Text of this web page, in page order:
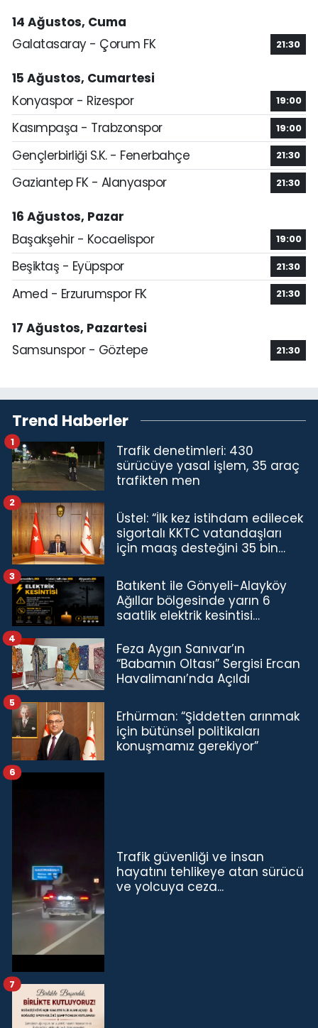
14 Ağustos, Cuma
Galatasaray - Çorum FK
21:30
15 Ağustos, Cumartesi
Konyaspor - Rizespor
19:00
Kasımpaşa - Trabzonspor 19:00
Gençlerbirliği S.K. - Fenerbahçe 21:30
Gaziantep FK - Alanyaspor 21:30
16 Ağustos, Pazar
Başakşehir - Kocaelispor
19:00
Beşiktaş - Eyüpspor 21:30
Amed - Erzurumspor FK 21:30
17 Ağustos, Pazartesi
Samsunspor - Göztepe
21:30
Trend Haberler
Trafik denetimleri: 430
sürücüye yasal işlem, 35 araç
trafikten men
1
Üstel: “İlk kez istihdam edilecek
sigortalı KKTC vatandaşları
için maaş desteğini 35 bin
2
Batıkent ile Gönyeli-Alayköy
Ağıllar bölgesinde yarın 6
saatlik elektrik kesintisi…
3
Feza Aygın Sanıvar’ın
“Babamın Oltası” Sergisi Ercan
Havalimanı’nda Açıldı
4
Erhürman: “Şiddetten arınmak
için bütünsel politikaları
konuşmamız gerekiyor”
5
Trafik güvenliği ve insan
hayatını tehlikeye atan sürücü
ve yolcuya ceza...
6
7